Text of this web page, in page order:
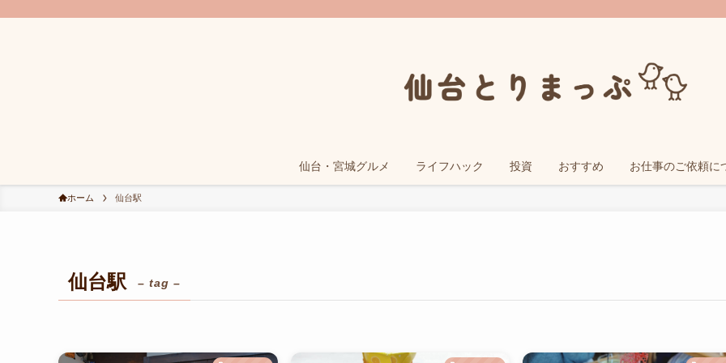
仙台・宮城グルメ ライフハック 投資 おすすめ お仕事のご依頼に
ホーム 仙台駅
仙台駅 – tag –